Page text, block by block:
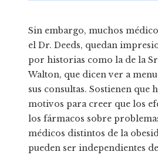
Sin embargo, muchos
el Dr. Deeds, quedan
por historias como la de la
Walton, que dicen ver a
sus consultas. Sostienen que
motivos para creer que los
los fármacos sobre
médicos distintos de la
pueden ser independientes